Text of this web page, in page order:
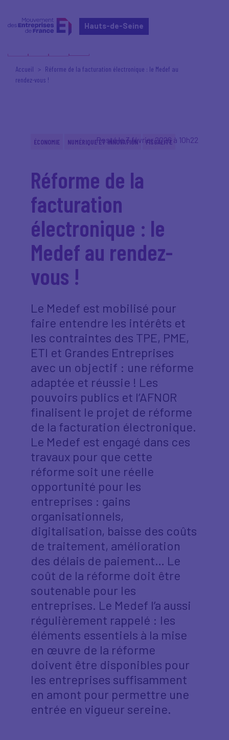
Hauts-de-Seine
Accueil
Réforme de la facturation électronique : le Medef au
rendez-vous !
Posté le 3 février 2026 à 10h22
ÉCONOMIE NUMÉRIQUE ET INNOVATION FISCALITÉ
Réforme de la
facturation
électronique : le
Medef au rendez-
vous !
Le Medef est mobilisé pour
faire entendre les intérêts et
les contraintes des TPE, PME,
ETI et Grandes Entreprises
avec un objectif : une réforme
adaptée et réussie ! Les
pouvoirs publics et l’AFNOR
finalisent le projet de réforme
de la facturation électronique.
Le Medef est engagé dans ces
travaux pour que cette
réforme soit une réelle
opportunité pour les
entreprises : gains
organisationnels,
digitalisation, baisse des coûts
de traitement, amélioration
des délais de paiement… Le
coût de la réforme doit être
soutenable pour les
entreprises. Le Medef l’a aussi
régulièrement rappelé : les
éléments essentiels à la mise
en œuvre de la réforme
doivent être disponibles pour
les entreprises suffisamment
en amont pour permettre une
entrée en vigueur sereine.